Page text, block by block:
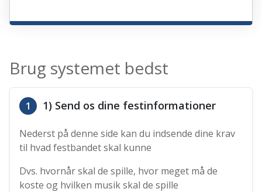
Brug systemet bedst
1 1) Send os dine festinformationer
Nederst på denne side kan du indsende dine krav
til hvad festbandet skal kunne
Dvs. hvornår skal de spille, hvor meget må de
koste og hvilken musik skal de spille